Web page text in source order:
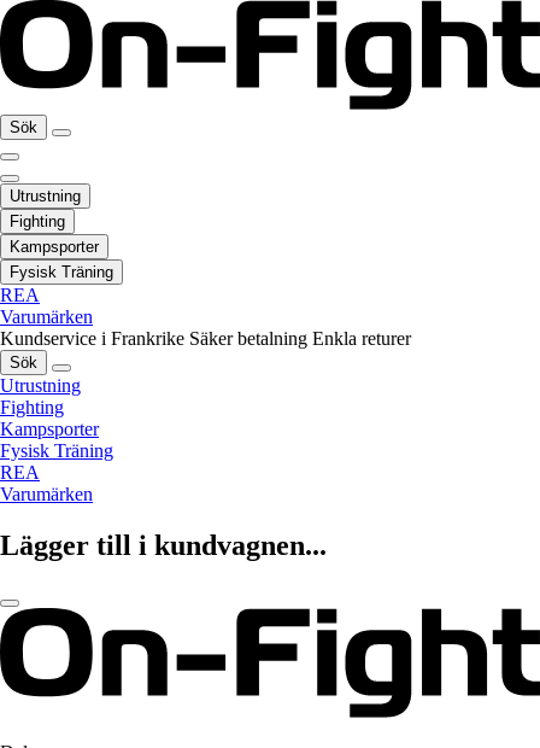
Sök
Utrustning
Fighting
Kampsporter
Fysisk Träning
REA
Varumärken
Kundservice i Frankrike Säker betalning Enkla returer
Sök
Utrustning
Fighting
Kampsporter
Fysisk Träning
REA
Varumärken
Lägger till i kundvagnen...